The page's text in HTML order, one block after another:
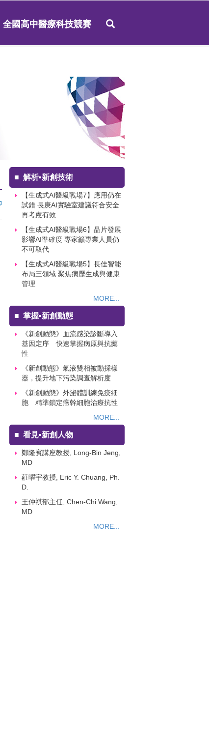
全國高中醫療科技競賽
■ 解析▪新創技術
【生成式AI醫級戰場7】應用仍在
試錯 長庚AI實驗室建議符合安全
再考慮有效
【生成式AI醫級戰場6】晶片發展
影響AI準確度 專家籲專業人員仍
不可取代
【生成式AI醫級戰場5】長佳智能
布局三領域 聚焦病歷生成與健康
管理
MORE...
■ 掌握▪新創動態
《新創動態》血流感染診斷導入
基因定序 快速掌握病原與抗藥
性
《新創動態》氣液雙相被動採樣
器，提升地下污染調查解析度
《新創動態》外泌體訓練免疫細
胞 精準鎖定癌幹細胞治療抗性
MORE...
■ 看見▪新創人物
鄭隆賓講座教授, Long-Bin Jeng,
MD
莊曜宇教授, Eric Y. Chuang, Ph.
D.
王仲祺部主任, Chen-Chi Wang,
MD
MORE...